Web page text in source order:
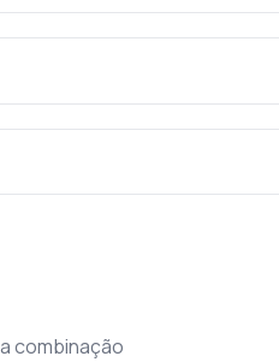
combinação